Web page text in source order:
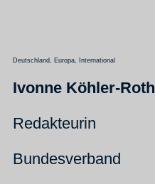
Deutschland, Europa, International
Ivonne Köhler-Roth
Redakteurin
Bundesverband